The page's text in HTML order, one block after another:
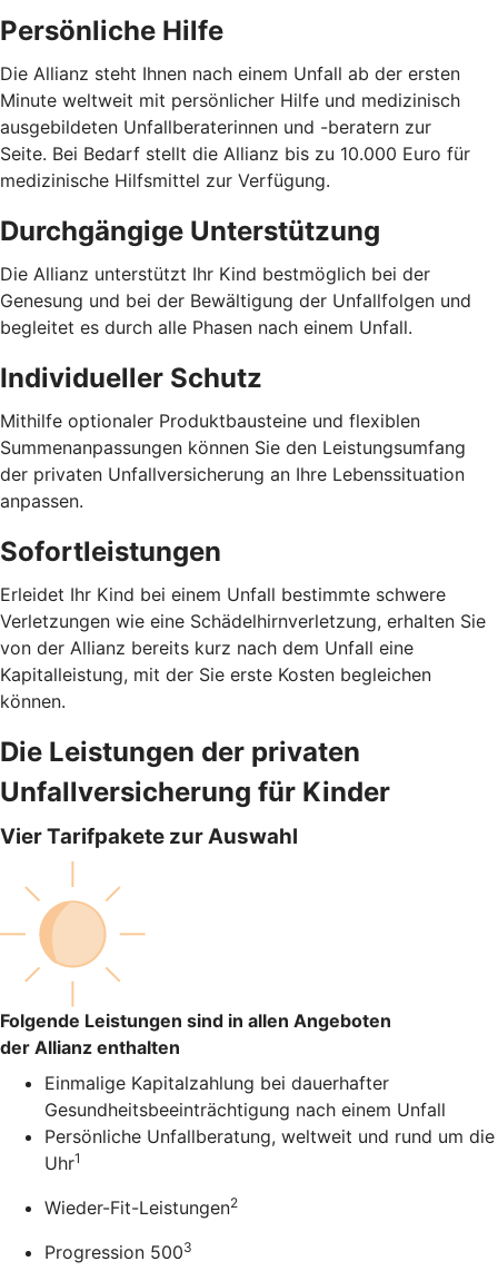
Persönliche Hilfe
Die Allianz steht Ihnen nach einem Unfall ab der ersten
Minute weltweit mit persönlicher Hilfe und medizinisch
ausgebildeten Unfallberaterinnen und -beratern zur
Seite. Bei Bedarf stellt die Allianz bis zu 10.000 Euro für
medizinische Hilfsmittel zur Verfügung.
Durchgängige Unterstützung
Die Allianz unterstützt Ihr Kind bestmöglich bei der
Genesung und bei der Bewältigung der Unfallfolgen und
begleitet es durch alle Phasen nach einem Unfall.
Individueller Schutz
Mithilfe optionaler Produktbausteine und flexiblen
Summenanpassungen können Sie den Leistungsumfang
der privaten Unfallversicherung an Ihre Lebenssituation
anpassen.
Sofortleistungen
Erleidet Ihr Kind bei einem Unfall bestimmte schwere
Verletzungen wie eine Schädelhirnverletzung, erhalten Sie
von der Allianz bereits kurz nach dem Unfall eine
Kapitalleistung, mit der Sie erste Kosten begleichen
können.
Die Leistungen der privaten
Unfallversicherung für Kinder
Vier Tarifpakete zur Auswahl
Folgende Leistungen sind in allen Angeboten
der Allianz enthalten
Einmalige Kapitalzahlung bei dauerhafter
Gesundheitsbeeinträchtigung nach einem Unfall
Persönliche Unfallberatung, weltweit und rund um die
Uhr1
Wieder-Fit-Leistungen2
Progression 5003